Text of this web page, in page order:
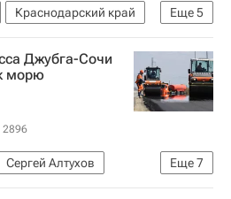
Еще5
Краснодарский край
Инфраструктура
Джубга-Сочи
морю
2896
Еще7
Сергей Алтухов
Путин
Россия